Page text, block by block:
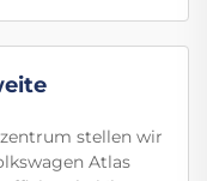
stellen wir
Atlas